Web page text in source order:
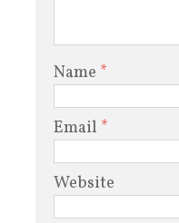
Name *
Email *
Website